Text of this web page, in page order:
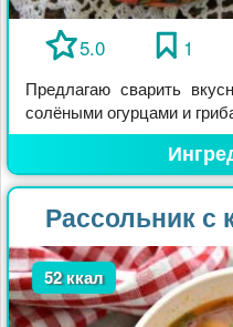
5.0 1
Предлагаю сварить
солёными огурцами и
Рассольник с
52 ккал